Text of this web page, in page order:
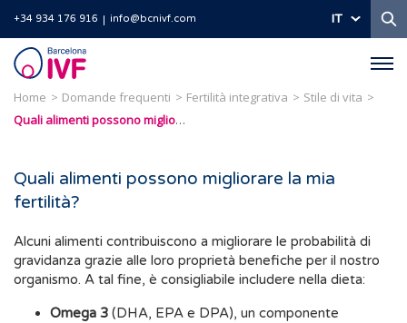
+34 934 176 916 info@bcnivf.com IT
Barcelona
IVF
Home Domande frequenti Fertilità integrativa
Stile di vita
Quali alimenti possono migliorare la mia fertilità?
Quali alimenti possono migliorare la mia
fertilità?
Alcuni alimenti contribuiscono a migliorare le probabilità di
gravidanza grazie alle loro proprietà benefiche per il nostro
organismo. A tal fine, è consigliabile includere nella dieta:
Omega 3 (DHA, EPA e DPA), un componente